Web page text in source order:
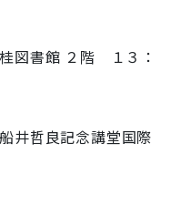
書館 ２階 １３：
哲良記念講堂国際